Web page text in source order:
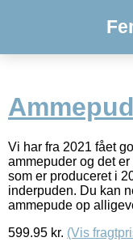
Vi har fra 2021 fået
ammepuder og det
som er produceret i
inderpuden. Du kan
ammepude op
599.95 kr. (Vis